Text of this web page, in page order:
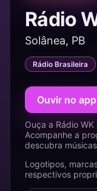
Rádio
Solânea, PB
Rádio Brasileira
Ouvir no app
Ouça a Rádio
Acompanhe a
descubra
Logotipos,
respectivos